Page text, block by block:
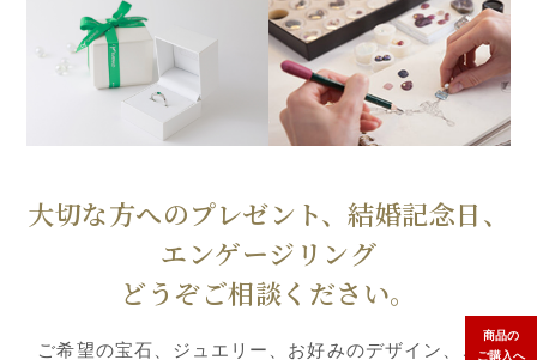
大切な方へのプレゼント、結婚記念日、
エンゲージリング
どうぞご相談ください。
ご希望の宝石、ジュエリー、お好みのデザイン、ご予
商品の
ご購入へ